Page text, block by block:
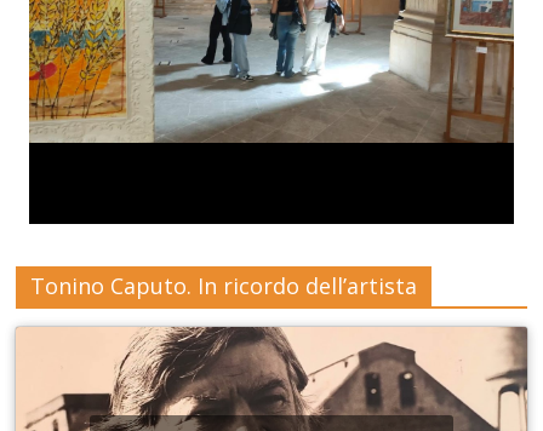
Tonino Caputo. In ricordo dell’artista